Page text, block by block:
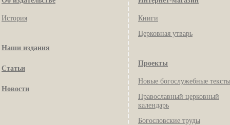
История
Наши издания
Статьи
Новости
Книги
Церковная утварь
Проекты
Новые богослужебные тексты
Православный церковный
календарь
Богословские труды